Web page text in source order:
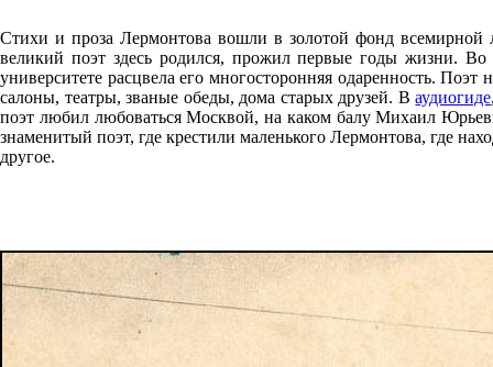
Стихи и проза Лермонтова вошли в золотой фонд всемирной
великий поэт здесь родился, прожил первые годы жизни.
университете расцвела его многосторонняя одаренность.
салоны, театры, званые обеды, дома старых друзей. Ваудиогиде
поэт любил любоваться Москвой, на каком балу Михаил
знаменитый поэт, где крестили маленького Лермонтова, где
другое.